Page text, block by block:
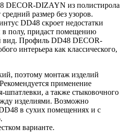
DECOR-DIZAYN из полистирола
размер без узоров.
DD48 скроет недостатки
полу, придаст помещению
вид. Профиль DD48 DECOR-
интерьера как классического,
поэтому монтаж изделий
применение
шпатлевки, а также стыковочного
изделиями. Возможно
в сухих помещениях и с
варианте.